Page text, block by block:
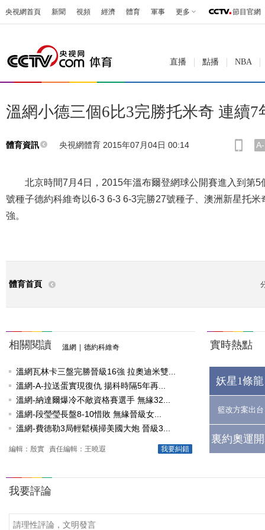
央視網首頁 新聞 視頻 經濟 體育 軍事 更多 節目官網
直播 點播 NBA
溫網小德三個6比3完勝托米奇 連續7
體育資訊 央視網體育 2015年07月04日 00:14 A-
北京時間7月4日，2015年溫布爾登網球公開賽進入到第5
號種子德約科維奇以6-3 6-3 6-3完勝27號種子、澳洲新星托
強。
體育首頁
相關閱讀 溫網 德約科維奇
溫網瓦林卡三盤完勝晉級16強 拉奧迪米雙...
溫網-A-拉送蛋實現復仇 揚科時隔5年再...
溫網-納達爾爆冷不敵資格賽選手 無緣32...
溫網-段瑩瑩長盤8-10惜敗 無緣晉級女...
溫網-費德勒3局輕鬆橫掃美國大炮 晉級3...
我要糾錯
編輯：殷實 責任編輯：王曉遐
實時熱點
妖星1條
籃改方案出台
裏約奧運